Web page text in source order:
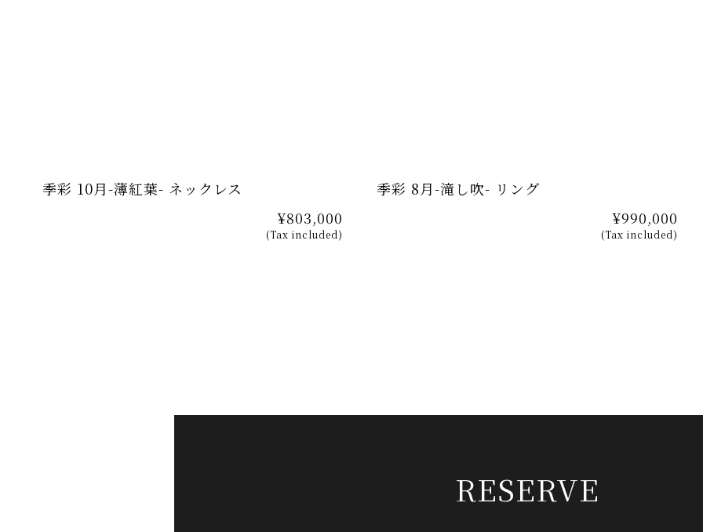
季彩 10月-薄紅葉- ネックレス
¥803,000
(Tax included)
季彩 8月-滝し吹- リング
¥990,000
(Tax included)
RESERVE